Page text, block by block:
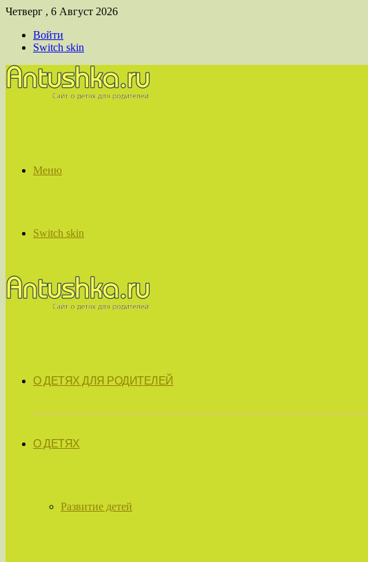
Четверг , 6 Август 2026
Войти
Switch skin
Меню
Switch skin
О ДЕТЯХ ДЛЯ РОДИТЕЛЕЙ
О ДЕТЯХ
Развитие детей